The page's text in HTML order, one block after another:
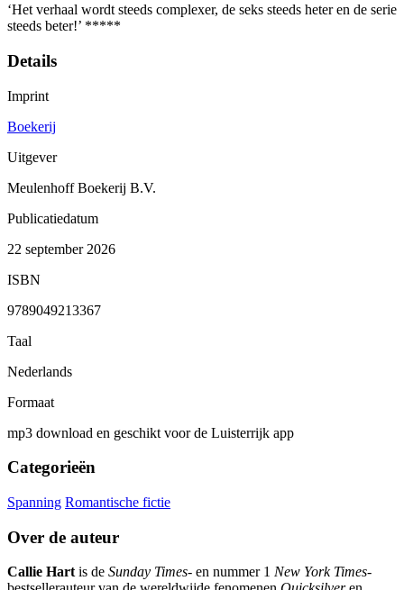
‘Het verhaal wordt steeds complexer, de seks steeds heter en de serie
steeds beter!’ *****
Details
Imprint
Boekerij
Uitgever
Meulenhoff Boekerij B.V.
Publicatiedatum
22 september 2026
ISBN
9789049213367
Taal
Nederlands
Formaat
mp3 download en geschikt voor de Luisterrijk app
Categorieën
Spanning Romantische fictie
Over de auteur
Callie Hartis de Sunday Times- en nummer 1 New York Times-